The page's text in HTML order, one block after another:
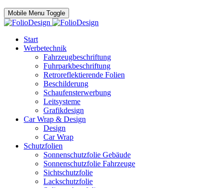
Mobile Menu Toggle
Start
Werbetechnik
Fahrzeugbeschriftung
Fuhrparkbeschriftung
Retroreflektierende Folien
Beschilderung
Schaufensterwerbung
Leitsysteme
Grafikdesign
Car Wrap & Design
Design
Car Wrap
Schutzfolien
Sonnenschutzfolie Gebäude
Sonnenschutzfolie Fahrzeuge
Sichtschutzfolie
Lackschutzfolie